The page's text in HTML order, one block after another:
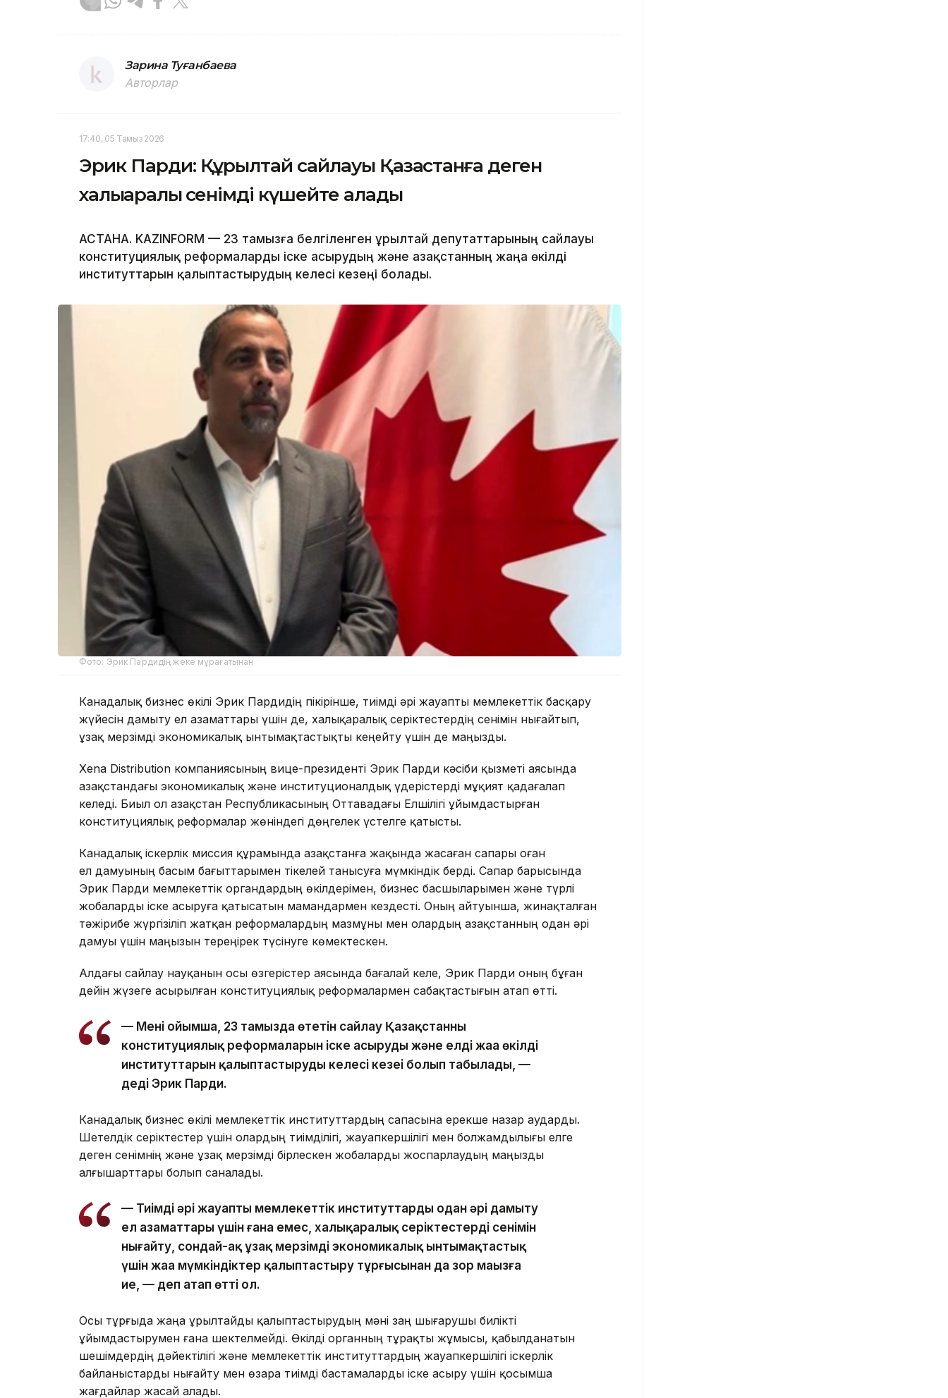
Зарина Туғанбаева
Авторлар
17:40, 05 Тамыз 2026
Эрик Парди: Құрылтай сайлауы Қазақстанға деген
халықаралық сенімді күшейте алады
АСТАНА. KAZINFORM — 23 тамызға белгіленген Құрылтай депутаттарының сайлауы
конституциялық реформаларды іске асырудың және Қазақстанның жаңа өкілді
институттарын қалыптастырудың келесі кезеңі болады.
Фото: Эрик Пардидің жеке мұрағатынан
Канадалық бизнес өкілі Эрик Пардидің пікірінше, тиімді әрі жауапты мемлекеттік басқару
жүйесін дамыту ел азаматтары үшін де, халықаралық серіктестердің сенімін нығайтып,
ұзақ мерзімді экономикалық ынтымақтастықты кеңейту үшін де маңызды.
Xena Distribution компаниясының вице-президенті Эрик Парди кәсіби қызметі аясында
Қазақстандағы экономикалық және институционалдық үдерістерді мұқият қадағалап
келеді. Биыл ол Қазақстан Республикасының Оттавадағы Елшілігі ұйымдастырған
конституциялық реформалар жөніндегі дөңгелек үстелге қатысты.
Канадалық іскерлік миссия құрамында Қазақстанға жақында жасаған сапары оған
ел дамуының басым бағыттарымен тікелей танысуға мүмкіндік берді. Сапар барысында
Эрик Парди мемлекеттік органдардың өкілдерімен, бизнес басшыларымен және түрлі
жобаларды іске асыруға қатысатын мамандармен кездесті. Оның айтуынша, жинақталған
тәжірибе жүргізіліп жатқан реформалардың мазмұны мен олардың Қазақстанның одан әрі
дамуы үшін маңызын тереңірек түсінуге көмектескен.
Алдағы сайлау науқанын осы өзгерістер аясында бағалай келе, Эрик Парди оның бұған
дейін жүзеге асырылған конституциялық реформалармен сабақтастығын атап өтті.
— Менің ойымша, 23 тамызда өтетін сайлау Қазақстанның
конституциялық реформаларын іске асырудың және елдің жаңа өкілді
институттарын қалыптастырудың келесі кезеңі болып табылады, —
деді Эрик Парди.
Канадалық бизнес өкілі мемлекеттік институттардың сапасына ерекше назар аударды.
Шетелдік серіктестер үшін олардың тиімділігі, жауапкершілігі мен болжамдылығы елге
деген сенімнің және ұзақ мерзімді бірлескен жобаларды жоспарлаудың маңызды
алғышарттары болып саналады.
— Тиімді әрі жауапты мемлекеттік институттарды одан әрі дамыту
ел азаматтары үшін ғана емес, халықаралық серіктестердің сенімін
нығайту, сондай-ақ ұзақ мерзімді экономикалық ынтымақтастық
үшін жаңа мүмкіндіктер қалыптастыру тұрғысынан да зор маңызға
ие, — деп атап өтті ол.
Осы тұрғыда жаңа Құрылтайды қалыптастырудың мәні заң шығарушы билікті
ұйымдастырумен ғана шектелмейді. Өкілді органның тұрақты жұмысы, қабылданатын
шешімдердің дәйектілігі және мемлекеттік институттардың жауапкершілігі іскерлік
байланыстарды нығайту мен өзара тиімді бастамаларды іске асыру үшін қосымша
жағдайлар жасай алады.